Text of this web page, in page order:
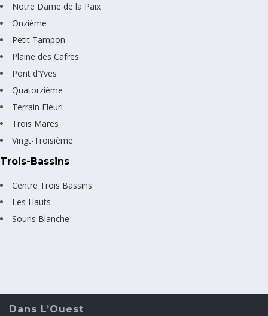
Notre Dame de la Paix
Onzième
Petit Tampon
Plaine des Cafres
Pont d’Yves
Quatorzième
Terrain Fleuri
Trois Mares
Vingt-Troisième
Trois-Bassins
Centre Trois Bassins
Les Hauts
Souris Blanche
Dans L’Ouest